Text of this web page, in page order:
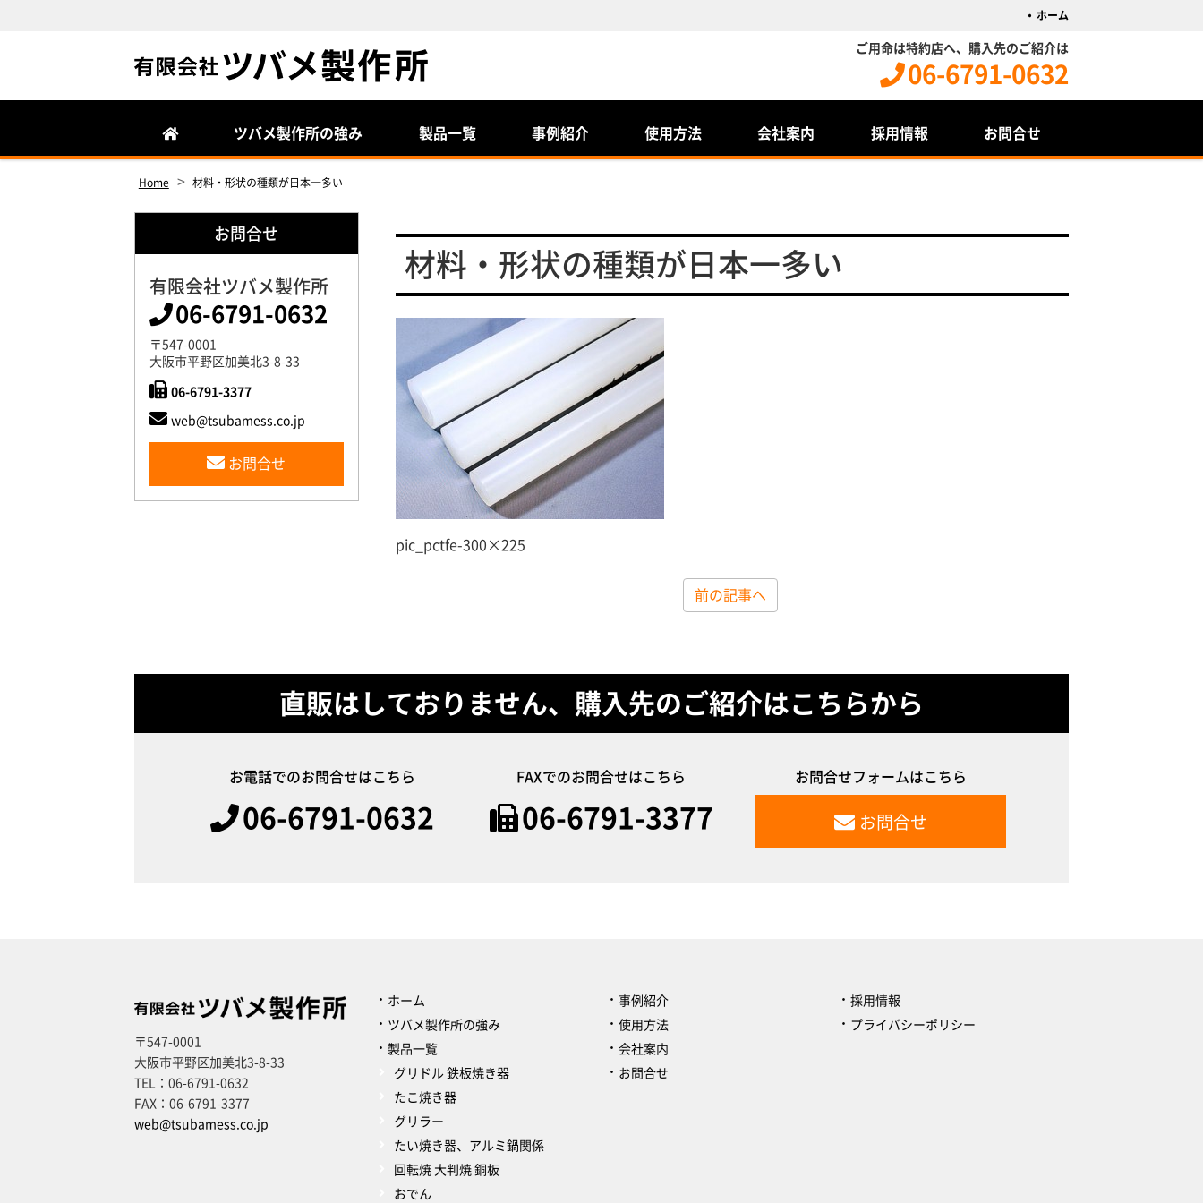
ホーム
ご用命は特約店へ、購入先のご紹介は
06-6791-0632
ツバメ製作所の強み 製品一覧 事例紹介 使用方法 会社案内 採用情報 お問合せ
Home > 材料・形状の種類が日本一多い
材料・形状の種類が日本一多い
pic_pctfe-300×225
前の記事へ
お問合せ
有限会社ツバメ製作所
06-6791-0632
〒547-0001
大阪市平野区加美北3-8-33
06-6791-3377
web@tsubamess.co.jp
お問合せ
直販はしておりません、購入先のご紹介はこちらから
お電話でのお問合せはこちら
06-6791-0632
FAXでのお問合せはこちら
06-6791-3377
お問合せフォームはこちら
お問合せ
〒547-0001
大阪市平野区加美北3-8-33
TEL： 06-6791-0632
FAX： 06-6791-3377
web@tsubamess.co.jp
ホーム
ツバメ製作所の強み
製品一覧
グリドル 鉄板焼き器
たこ焼き器
グリラー
たい焼き器、アルミ鍋関係
回転焼 大判焼 銅板
おでん
事例紹介
使用方法
会社案内
お問合せ
採用情報
プライバシーポリシー